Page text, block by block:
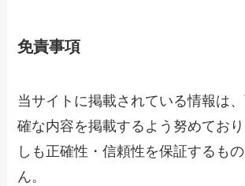
免責事項
当サイトに掲載されている情報は
確な内容を掲載するよう努めてお
しも正確性・信頼性を保証するも
ん。